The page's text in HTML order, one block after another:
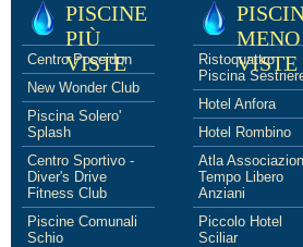
PISCINE
PIÙ
VISTE
Centro Poseidon
New Wonder Club
Piscina Solero'
Splash
Centro Sportivo -
Diver's Drive
Fitness Club
Piscine Comunali
Schio
MENO
VISTE
Ristoquattro
Piscina
Hotel Anfora
Hotel Rombino
Atla
Tempo Libero
Anziani
Piccolo Hotel
Sciliar